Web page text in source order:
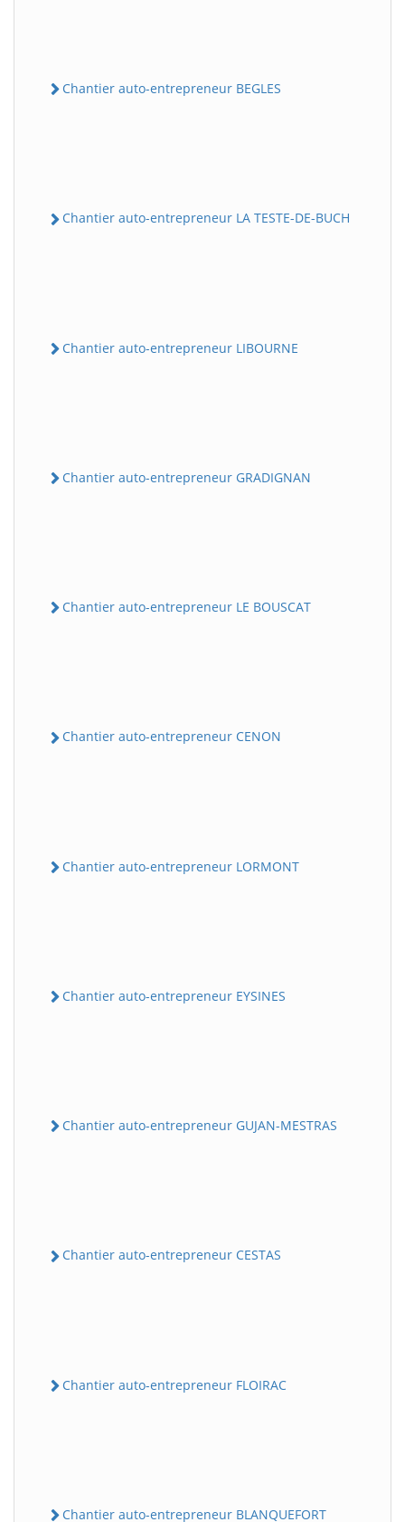
Chantier auto-entrepreneur BEGLES
Chantier auto-entrepreneur LA TESTE-DE-BUCH
Chantier auto-entrepreneur LIBOURNE
Chantier auto-entrepreneur GRADIGNAN
Chantier auto-entrepreneur LE BOUSCAT
Chantier auto-entrepreneur CENON
Chantier auto-entrepreneur LORMONT
Chantier auto-entrepreneur EYSINES
Chantier auto-entrepreneur GUJAN-MESTRAS
Chantier auto-entrepreneur CESTAS
Chantier auto-entrepreneur FLOIRAC
Chantier auto-entrepreneur BLANQUEFORT